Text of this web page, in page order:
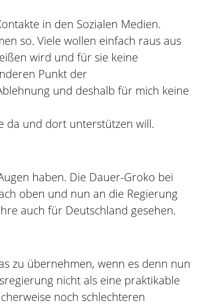
in den Sozialen Medien.
so. Viele wollen einfach raus aus
wird und für sie keine
Punkt der
und deshalb für mich keine
da und dort unterstützen will.
haben. Die Dauer-Groko bei
oben und nun an die Regierung
auch für Deutschland gesehen.
zu übernehmen, wenn es denn nun
nicht als eine praktikable
noch schlechteren